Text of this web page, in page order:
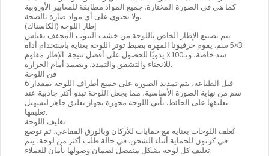
كما هي في الصورة المختارة. جميع المواد مطابقة للمعايير الأوروبية
ولا تحتوي على أي مواد ضارة بالصحة.
إطار اللوحة (الكاسناك)
يتم تصنيع الإطار الخاص باللوحة من خشب التنوب المجفف بقياس
3×5 سم. يقوم حرفيونا المهرة بضبط توتر اللوحة بعناية باستخدام أداة
شد خاصة، وبـ100٪ يدويًا للحصول على أفضل نتيجة. الإطار مقاوم
للانحناء والتشقق والتمدد، ويصمد أمام الحرارة.
قبل الطباعة، يتم تمديد الصورة على جميع أطراف اللوحة بمقدار 6
سم من نهاية الصورة الأساسية، مما يجعل اللوحة تبدو أكثر جاذبية عند
تعليقها على الحائط. تأتي اللوحة مجهزة بجهاز تعليق جاهز لتسهيل
تعليقها.
تغليف اللوحة
تُغلف اللوحات بعناية مع حمايات للأركان وبالورق الفقاعي، ثم توضع
في كرتون للحماية أثناء الشحن. في حالة طلب أكثر من لوحة، يتم
تغليف كل لوحة بشكل منفصل لضمان وصولها بأمان للعملاء.